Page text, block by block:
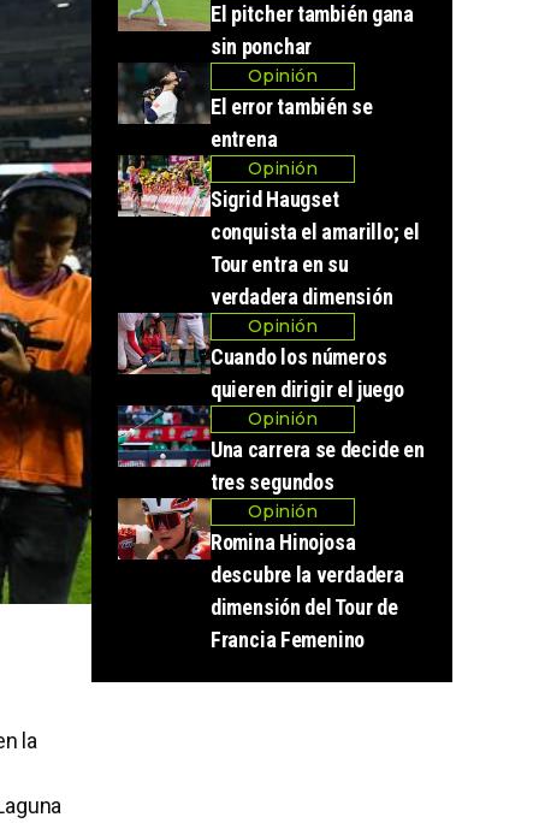
la
El pitcher también gana
sin ponchar
Opinión
El error también se
entrena
Opinión
Sigrid Haugset
conquista el amarillo; el
Tour entra en su
verdadera dimensión
Opinión
Cuando los números
quieren dirigir el juego
Opinión
Una carrera se decide en
tres segundos
Opinión
Romina Hinojosa
descubre la verdadera
dimensión del Tour de
Francia Femenino